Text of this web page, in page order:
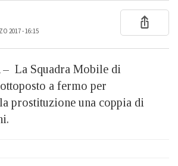
2017 - 16:15
La Squadra Mobile di
a fermo per
prostituzione una coppia di